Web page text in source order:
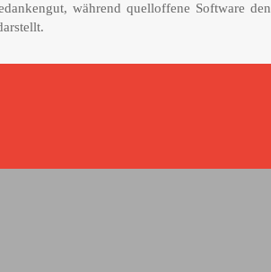
während quelloffene Software den